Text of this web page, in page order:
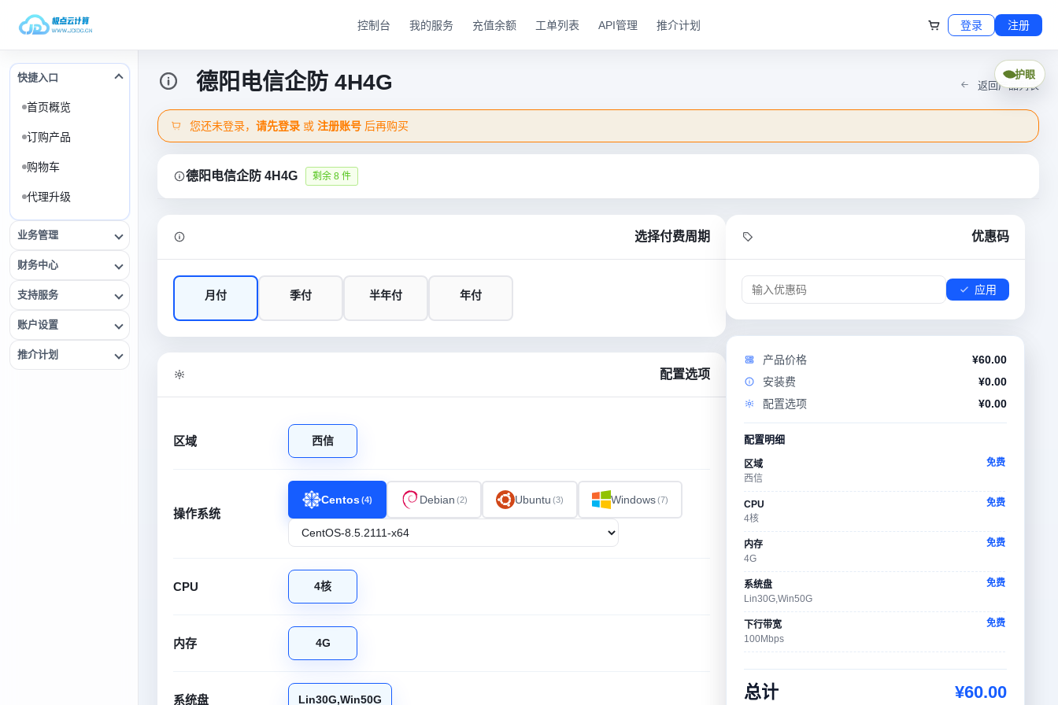
控制台 我的服务 充值余额 工单列表 API管理 推介计划 登录 注册
快捷入口
首页概览
订购产品
购物车
代理升级
业务管理
财务中心
支持服务
账户设置
推介计划
德阳电信企防 4H4G 返回产品列表
您还未登录，请先登录 或注册账号 后再购买
德阳电信企防 4H4G 剩余 8 件
选择付费周期
月付 季付 半年付 年付
配置选项
区域 西信
操作系统
Centos(4) Debian (2) Ubuntu (3) Windows(7)
CPU 4核
内存 4G
系统盘 Lin30G,Win50G
优惠码
应用
产品价格 ¥60.00
安装费
¥0.00
配置选项
¥0.00
配置明细
区域
西信
免费
CPU
4核
免费
内存
4G
免费
系统盘
Lin30G,Win50G
免费
下行带宽
100Mbps
免费
总计 ¥60.00
护眼